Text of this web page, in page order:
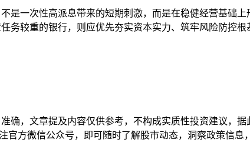
是一次性高派息带来的短期刺激，而是在稳健经营基础
务较重的银行，则应优先夯实资本实力、筑牢风险防控
确，文章提及内容仅供参考，不构成实质性投资建议，据
官方微信公众号，即可随时了解股市动态，洞察政策信息